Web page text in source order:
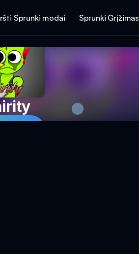
Sprunki modai Sprunki Grįžimas